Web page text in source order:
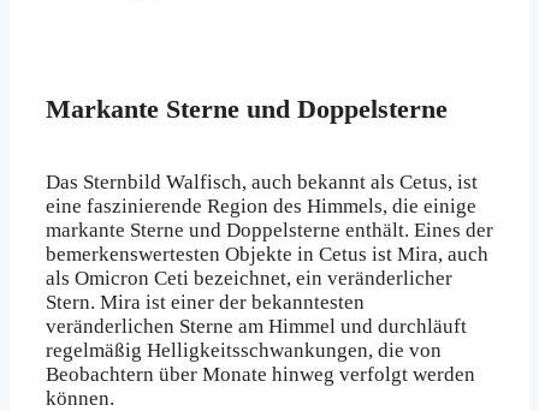
Markante Sterne und Doppelsterne
Das Sternbild Walfisch, auch bekannt als Cetus, ist
eine faszinierende Region des Himmels, die einige
markante Sterne und Doppelsterne enthält. Eines der
bemerkenswertesten Objekte in Cetus ist Mira, auch
als Omicron Ceti bezeichnet, ein veränderlicher
Stern. Mira ist einer der bekanntesten
veränderlichen Sterne am Himmel und durchläuft
regelmäßig Helligkeitsschwankungen, die von
Beobachtern über Monate hinweg verfolgt werden
können.